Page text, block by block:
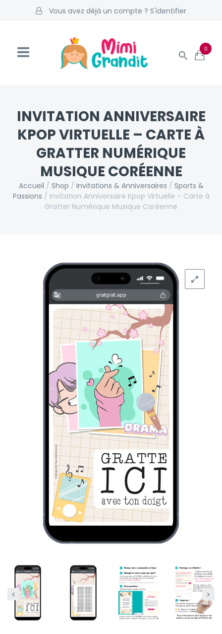
Vous avez déjà un compte ? S'identifier
0
INVITATION ANNIVERSAIRE
KPOP VIRTUELLE – CARTE À
GRATTER NUMÉRIQUE
MUSIQUE CORÉENNE
Accueil / Shop / Invitations & Anniversaires / Sports &
Passions / Invitation Anniversaire Kpop Virtuelle – Carte à
Gratter Numérique Musique Coréenne